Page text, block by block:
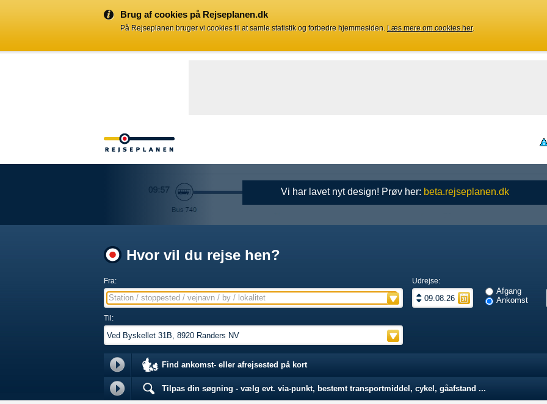
Brug af cookies på Rejseplanen.dk
På Rejseplanen bruger vi cookies til at samle statistik og forbedre hjemmesiden. Læs mere om cookies her.
Vi har lavet nyt design! Prøv her: beta.rejseplanen.dk
Hvor vil du rejse hen?
Fra:
Station / stoppested / vejnavn / by / lokalitet
Udrejse:
Afgang
Ankomst
Til:
Find ankomst- eller afrejsested på kort
Tilpas din søgning - vælg evt. via-punkt, bestemt transportmiddel, cykel, gåafstand ...